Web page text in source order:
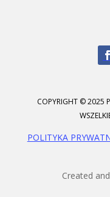
COPYRIGHT © 2025
POLITYKA
Created